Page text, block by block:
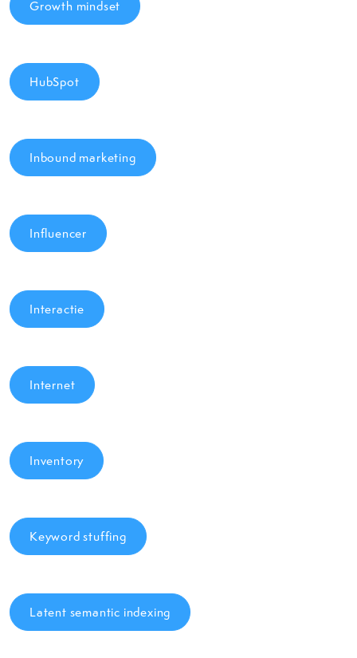
Growth mindset
HubSpot
Inbound marketing
Influencer
Interactie
Internet
Inventory
Keyword stuffing
Latent semantic indexing